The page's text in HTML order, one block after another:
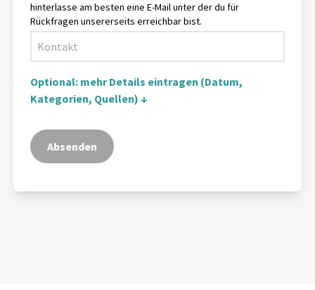
hinterlasse am besten eine E-Mail unter der du für
Rückfragen unsererseits erreichbar bist.
Optional: mehr Details eintragen (Datum,
Kategorien, Quellen) ↓
Absenden